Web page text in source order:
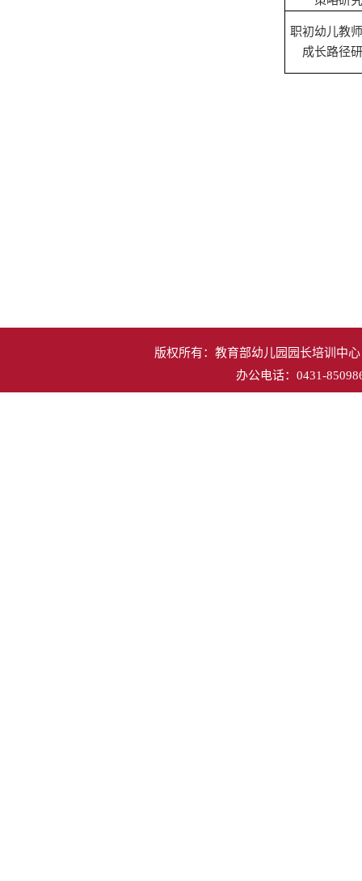
职初幼儿教
成长路径
版权所有：教育部幼儿园园长培训中
办公电话：0431-